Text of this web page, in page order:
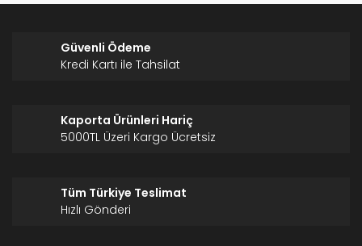
Güvenli Ödeme
Kredi Kartı ile Tahsilat
Kaporta Ürünleri Hariç
5000TL Üzeri Kargo Ücretsiz
Tüm Türkiye Teslimat
Hızlı Gönderi